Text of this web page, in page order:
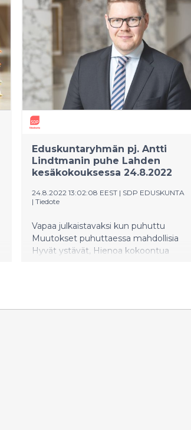
Eduskuntaryhmän pj. Antti
Lindtmanin puhe Lahden
kesäkokouksessa 24.8.2022
24.8.2022 13:02:08 EEST | SDP EDUSKUNTA
| Tiedote
Vapaa julkaistavaksi kun puhuttu
Muutokset puhuttaessa mahdollisia
Hyvät ystävät, Hienoa kokoontua
kesäkokoukselle. Kaupungissa